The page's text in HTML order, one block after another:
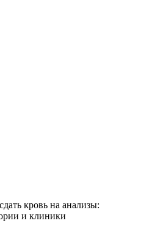
кровь на анализы:
и клиники